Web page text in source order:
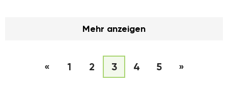
Mehr anzeigen
« 1 2 3 4 5 »